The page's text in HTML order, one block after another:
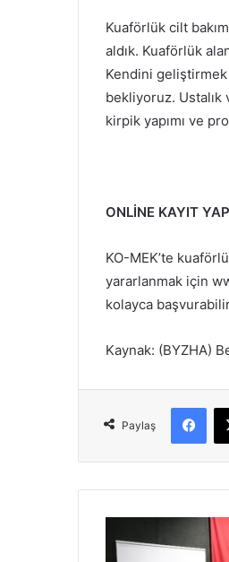
Kuaförlük cilt
aldık. Kuaförlük
Kendini
bekliyoruz. Ustalık
kirpik yapımı ve
ONLİNE KAYIT
KO-MEK’te
yararlanmak için
kolayca
Kaynak: (BYZHA)
Paylaş